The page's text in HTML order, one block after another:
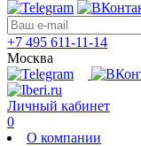
+7 495 611-11-14
Москва
Личный кабинет
0
О компании